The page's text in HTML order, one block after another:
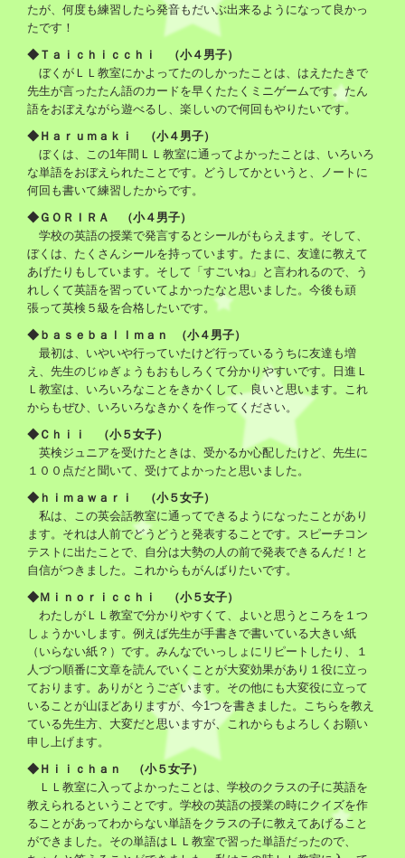
たが、何度も練習したら発音もだいぶ出来るようになって良かっ
たです！
◆Ｔａｉｃｈｉｃｃｈｉ （小４男子）
ぼくがＬＬ教室にかよってたのしかったことは、はえたたきで
先生が言ったたん語のカードを早くたたくミニゲームです。たん
語をおぼえながら遊べるし、楽しいので何回もやりたいです。
◆Ｈａｒｕｍａｋｉ （小４男子）
ぼくは、この1年間ＬＬ教室に通ってよかったことは、いろいろ
な単語をおぼえられたことです。どうしてかというと、ノートに
何回も書いて練習したからです。
◆ＧＯＲＩＲＡ （小４男子）
学校の英語の授業で発言するとシールがもらえます。そして、
ぼくは、たくさんシールを持っています。たまに、友達に教えて
あげたりもしています。そして「すごいね」と言われるので、う
れしくて英語を習っていてよかったなと思いました。今後も頑
張って英検５級を合格したいです。
◆ｂａｓｅｂａｌｌｍａｎ （小４男子）
最初は、いやいや行っていたけど行っているうちに友達も増
え、先生のじゅぎょうもおもしろくて分かりやすいです。日進Ｌ
Ｌ教室は、いろいろなことをきかくして、良いと思います。これ
からもぜひ、いろいろなきかくを作ってください。
◆Ｃｈｉｉ （小５女子）
英検ジュニアを受けたときは、受かるか心配したけど、先生に
１００点だと聞いて、受けてよかったと思いました。
◆ｈｉｍａｗａｒｉ （小５女子）
私は、この英会話教室に通ってできるようになったことがあり
ます。それは人前でどうどうと発表することです。スピーチコン
テストに出たことで、自分は大勢の人の前で発表できるんだ！と
自信がつきました。これからもがんばりたいです。
◆Ｍｉｎｏｒｉｃｃｈｉ （小５女子）
わたしがＬＬ教室で分かりやすくて、よいと思うところを１つ
しょうかいします。例えば先生が手書きで書いている大きい紙
（いらない紙？）です。みんなでいっしょにリピートしたり、１
人づつ順番に文章を読んでいくことが大変効果があり１役に立っ
ております。ありがとうございます。その他にも大変役に立って
いることが山ほどありますが、今1つを書きました。こちらを教え
ている先生方、大変だと思いますが、これからもよろしくお願い
申し上げます。
◆Ｈｉｉｃｈａｎ （小５女子）
ＬＬ教室に入ってよかったことは、学校のクラスの子に英語を
教えられるということです。学校の英語の授業の時にクイズを作
ることがあってわからない単語をクラスの子に教えてあげること
ができました。その単語はＬＬ教室で習った単語だったので、